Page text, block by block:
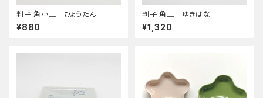
判子 角小皿 ひょうたん
¥880
判子 角皿 ゆきはな
¥1,320